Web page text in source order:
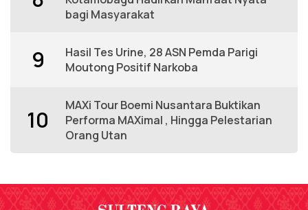
bagi Masyarakat
9
Hasil Tes Urine, 28 ASN Pemda Parigi
Moutong Positif Narkoba
10
MAXi Tour Boemi Nusantara Buktikan
Performa MAXimal , Hingga Pelestarian
Orang Utan